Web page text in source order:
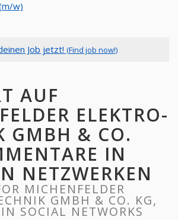
w)
Job jetzt! (Find job now!)
AUF
ELEKTRO-
GMBH & CO.
IN
NETZWERKEN
MICHENFELDER
GMBH & CO. KG,
SOCIAL NETWORKS